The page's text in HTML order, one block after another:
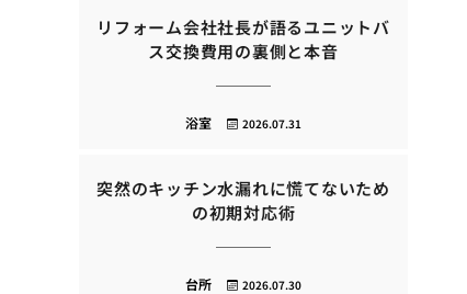
リフォーム会社社長が語るユニットバ
ス交換費用の裏側と本音
2026.07.31
浴室
突然のキッチン水漏れに慌てないため
の初期対応術
2026.07.30
台所